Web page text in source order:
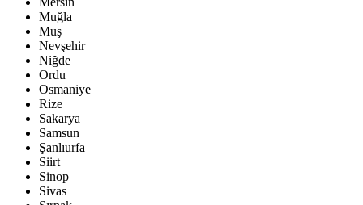
Muğla
Muş
Nevşehir
Niğde
Ordu
Osmaniye
Rize
Sakarya
Samsun
Şanlıurfa
Siirt
Sinop
Sivas